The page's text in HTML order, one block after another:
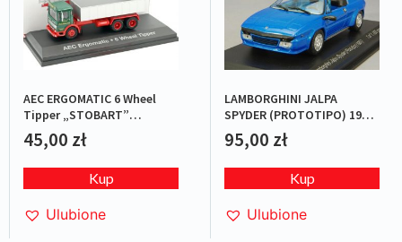
AEC ERGOMATIC 6 Wheel
Tipper „STOBART”
Green/Red
45,00 zł
Kup
Ulubione
LAMBORGHINI JALPA
SPYDER (PROTOTIPO) 1987
BLUE L.E.1/1000
95,00 zł
Kup
Ulubione